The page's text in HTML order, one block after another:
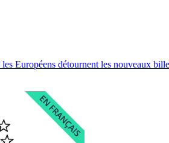
Européens détournent les nouveaux